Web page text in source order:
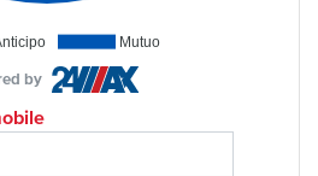
Mutuo
by